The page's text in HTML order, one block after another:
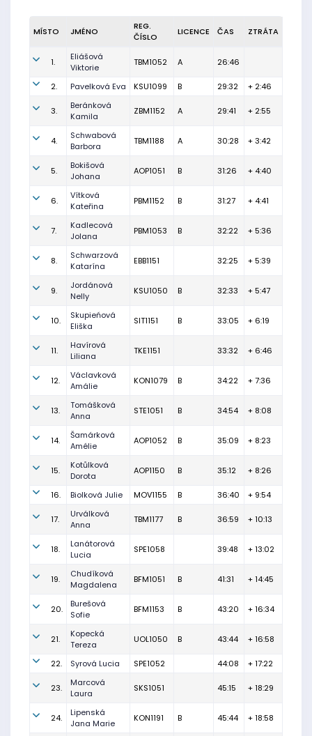
MÍSTO JMÉNO
REG.
ČÍSLO
LICENCE ČAS ZTRÁTA
1.
Eliášová
Viktorie
TBM1052 A 26:46
2. Pavelková Eva KSU1099 B 29:32 + 2:46
3.
Beránková
Kamila
ZBM1152 A 29:41 + 2:55
4.
Schwabová
Barbora
TBM1188 A 30:28 + 3:42
5.
Bokišová
Johana
AOP1051 B 31:26 + 4:40
6.
Vítková
Kateřina
PBM1152 B 31:27 + 4:41
7.
Kadlecová
Jolana
PBM1053 B 32:22 + 5:36
8.
Schwarzová
Katarína
EBB1151 32:25 + 5:39
9.
Jordánová
Nelly
KSU1050 B 32:33 + 5:47
10.
Skupieńová
Eliška
SIT1151 B 33:05 + 6:19
11.
Havírová
Liliana
TKE1151 33:32 + 6:46
12.
Václavková
Amálie
KON1079 B 34:22 + 7:36
13.
Tomášková
Anna
STE1051 B 34:54 + 8:08
14.
Šamárková
Amélie
AOP1052 B 35:09 + 8:23
15.
Kotůlková
Dorota
AOP1150 B 35:12 + 8:26
16. Biolková Julie MOV1155 B 36:40 + 9:54
17.
Urválková
Anna
TBM1177 B 36:59 + 10:13
18.
Lanátorová
Lucia
SPE1058 39:48 + 13:02
19.
Chudíková
Magdalena
BFM1051 B 41:31 + 14:45
20.
Burešová
Sofie
BFM1153 B 43:20 + 16:34
21.
Kopecká
Tereza
UOL1050 B 43:44 + 16:58
22. Syrová Lucia SPE1052 44:08 + 17:22
23.
Marcová
Laura
SKS1051 45:15 + 18:29
24.
Lipenská
Jana Marie
KON1191 B 45:44 + 18:58